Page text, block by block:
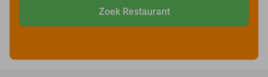
Zoek Restaurant